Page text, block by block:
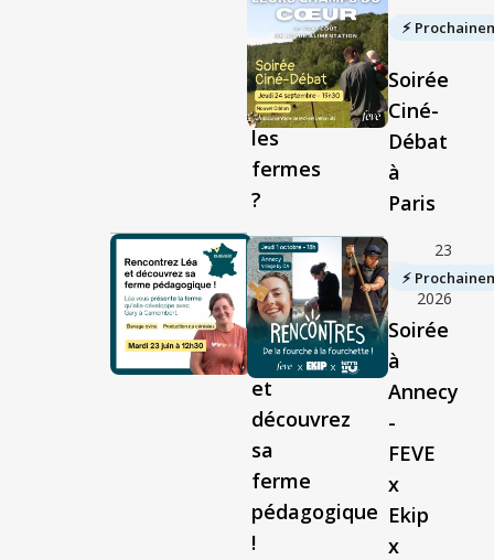
notre
alimentation
commence
dans
les
fermes
?
▶︎ Replay disponible
23
juin
2026
Rencontrez
Léa
et
découvrez
sa
ferme
pédagogique
!
⚡︎
Soirée
Ciné-
Débat
à
Paris
⚡︎
Soirée
à
Annecy
-
FEVE
x
Ekip
x